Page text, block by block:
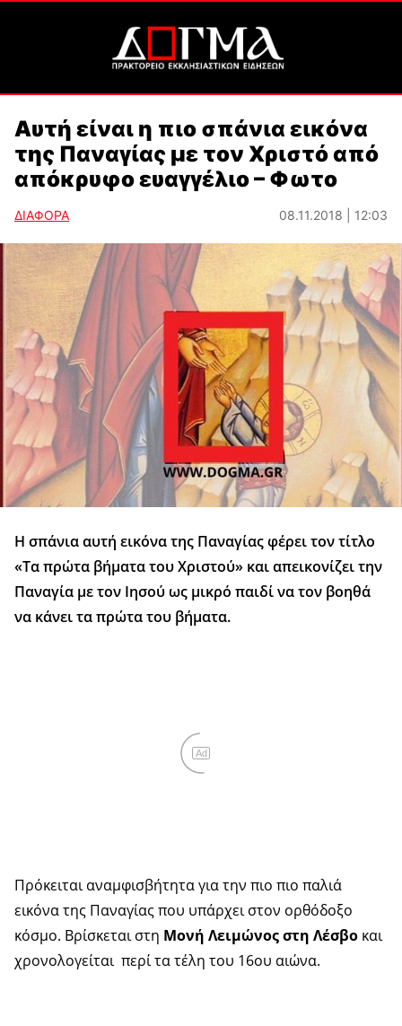
Αυτή είναι η πιο σπάνια εικόνα
της Παναγίας με τον Χριστό από
απόκρυφο ευαγγέλιο – Φωτο
ΔΙΑΦΟΡΑ 08.11.2018 | 12:03
Η σπάνια αυτή εικόνα της Παναγίας φέρει τον τίτλο
«Τα πρώτα βήματα του Χριστού» και απεικονίζει την
Παναγία με τον Ιησού ως μικρό παιδί να τον βοηθά
να κάνει τα πρώτα του βήματα.
Ad
Πρόκειται αναμφισβήτητα για την πιο πιο παλιά
εικόνα της Παναγίας που υπάρχει στον ορθόδοξο
κόσμο. Βρίσκεται στη Μονή Λειμώνος στη Λέσβο και
χρονολογείται περί τα τέλη του 16ου αιώνα.